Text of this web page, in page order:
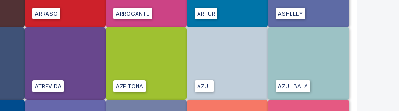
ARRASO ARROGANTE ARTUR ASHELEY
ATREVIDA AZEITONA AZUL AZUL BALA